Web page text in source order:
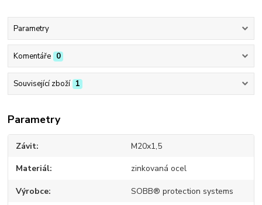
Parametry
Komentáře 0
Související zboží 1
Parametry
Závit M20x1,5
Materiál zinkovaná ocel
Výrobce SOBB® protection systems